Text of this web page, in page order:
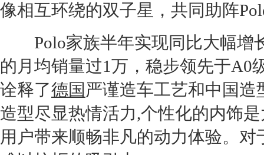
像相互环绕的双子星，共同助阵
Polo家族半年实现同比大幅增
的月均销量过1万，稳步领先于A0
诠释了德国 严谨造车工艺和中国造
造型尽显热情活力,个性化的内饰
用户带来顺畅非凡的动力体验。